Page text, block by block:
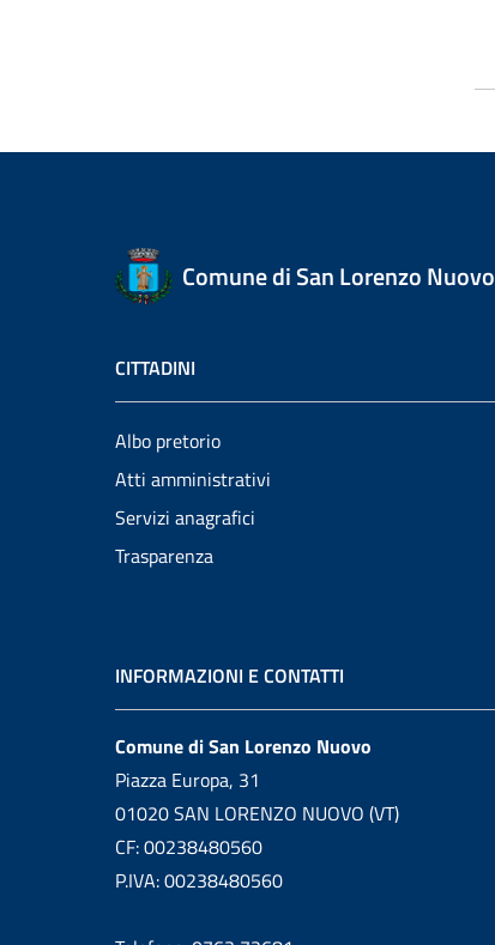
Comune di San Lorenzo Nuovo
CITTADINI
Albo pretorio
Atti amministrativi
Servizi anagrafici
Trasparenza
INFORMAZIONI E CONTATTI
Comune di San Lorenzo Nuovo
Piazza Europa, 31
01020 SAN LORENZO NUOVO (VT)
CF: 00238480560
P.IVA: 00238480560